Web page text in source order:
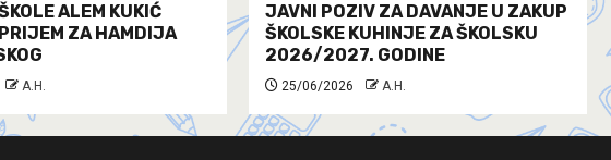
ALEM KUKIĆ
ZA HAMDIJA
A.H.
JAVNI POZIV ZA DAVANJE U ZAKUP
ŠKOLSKE KUHINJE ZA ŠKOLSKU
2026/2027. GODINE
25/06/2026 A.H.